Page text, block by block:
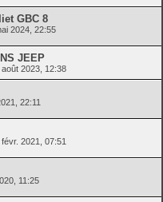
GBC 8
2024, 22:55
JEEP
août 2023, 12:38
22:11
2021, 07:51
11:25